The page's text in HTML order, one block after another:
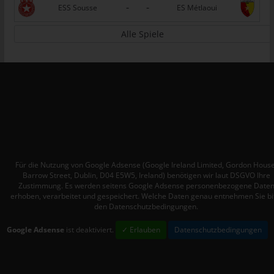
ESS Sousse - - ES Métlaoui
Alle Spiele
Für die Nutzung von Google Adsense (Google Ireland Limited, Gordon
Barrow Street, Dublin, D04 E5W5, Ireland) benötigen wir laut DSGVO Ihre
Zustimmung. Es werden seitens Google Adsense personenbezogene Daten
erhoben, verarbeitet und gespeichert. Welche Daten genau entnehmen Sie
den Datenschutzbedingungen.
Google Adsense ist deaktiviert. ✓ Erlauben Datenschutzbedingungen
Personen, die unter der unmittelbaren Verantwortung des
personenbezogenen Daten zu verarbeiten.
Name und Anschrift des für die
Verarbeitung Verantwortlichen
Verantwortlicher im Sinne der Datenschutz-Grundverordnung,